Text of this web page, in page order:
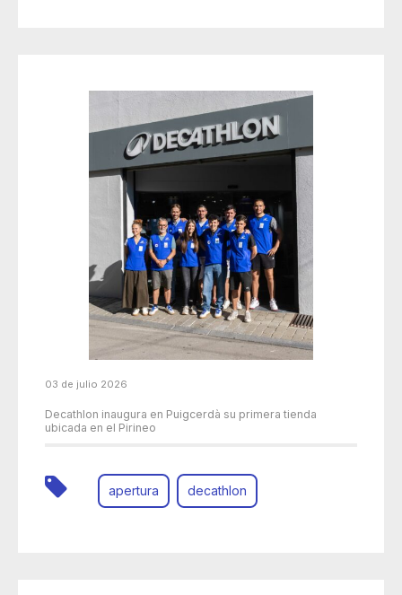
03 de julio 2026
Decathlon inaugura en Puigcerdà su primera tienda
ubicada en el Pirineo
apertura decathlon